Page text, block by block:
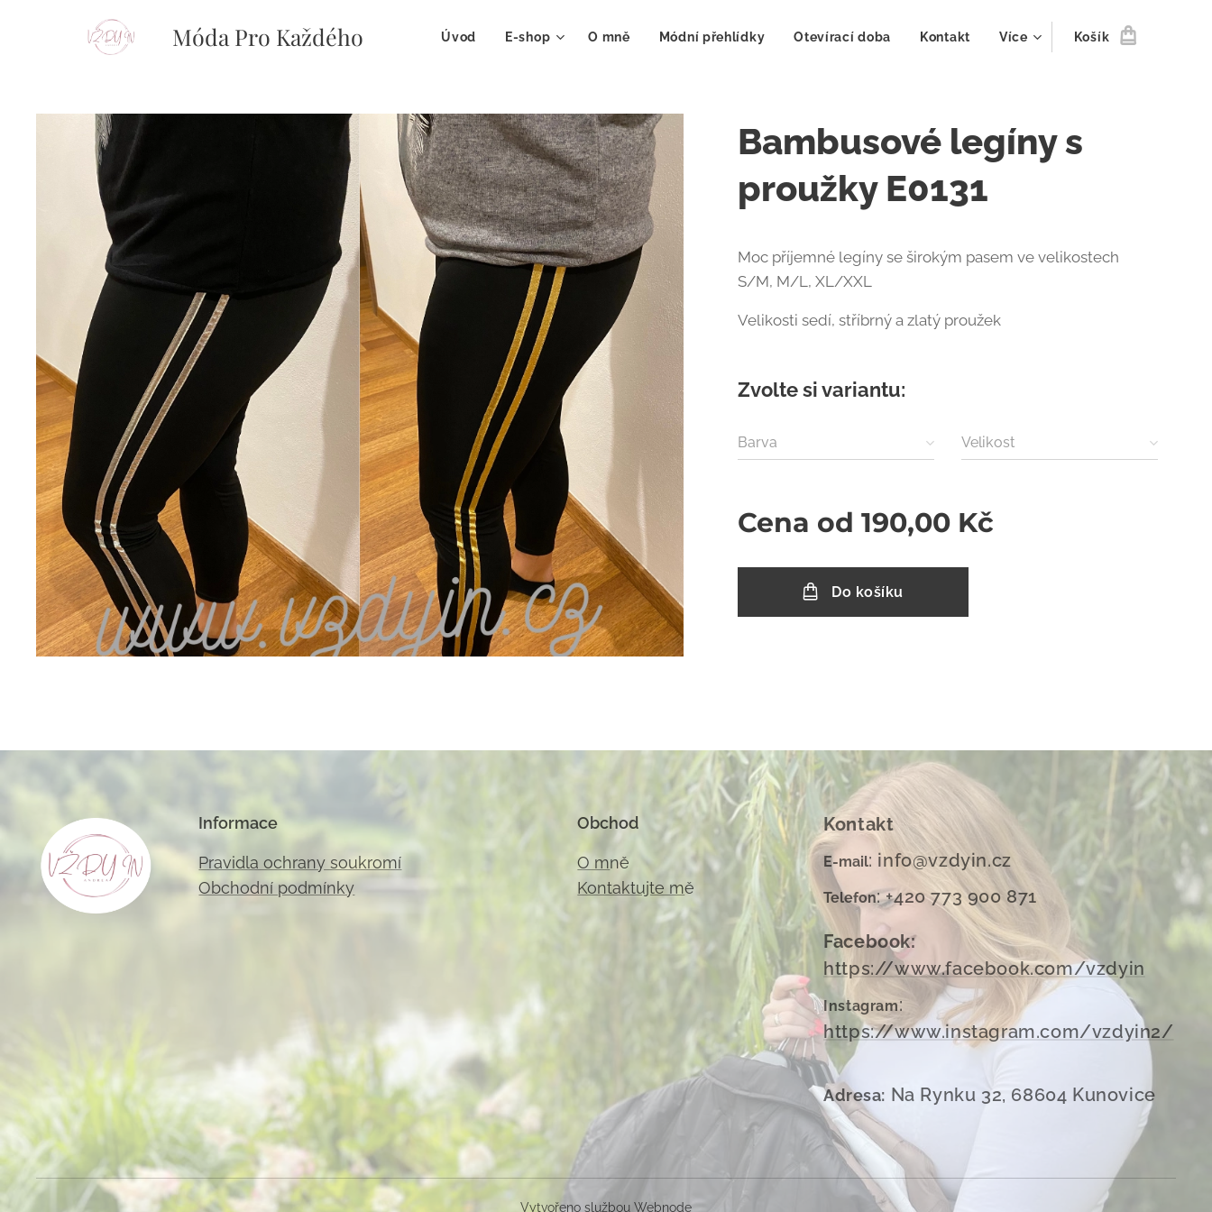
Móda Pro Každého Úvod E-shop O mně Módní přehlídky Otevírací doba Kontakt Více Košík
Bambusové legíny s
proužky E0131
Moc příjemné legíny se širokým pasem ve velikostech
S/M, M/L, XL/XXL
Velikosti sedí, stříbrný a zlatý proužek
Zvolte si variantu:
Barva Velikost
Cena od190,00 Kč
Do košíku
Informace
Pravidla ochrany soukromí
Obchodní podmínky
Obchod
O mně
Kontaktujte mě
Kontakt
E-mail: info@vzdyin.cz
Telefon: +420 773 900 871
Facebook:
https://www.facebook.com/vzdyin
Instagram:
https://www.instagram.com/vzdyin2/
Adresa: Na Rynku 32, 68604 Kunovice
Vytvořeno službou Webnode